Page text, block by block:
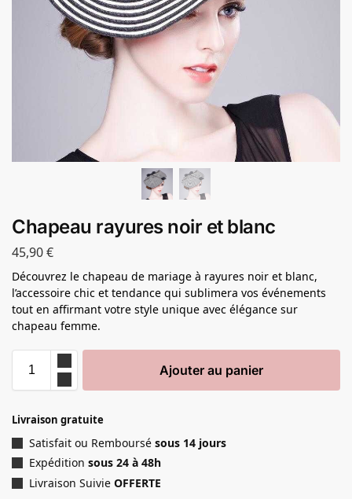
Chapeau rayures noir et blanc
45,90€
Découvrez le chapeau de mariage à rayures noir et blanc,
l’accessoire chic et tendance qui sublimera vos événements
tout en affirmant votre style unique avec élégance sur
chapeau femme.
Ajouter au panier
Livraison gratuite
Satisfait ou Remboursé sous 14 jours
Expédition sous 24 à 48h
Livraison Suivie OFFERTE